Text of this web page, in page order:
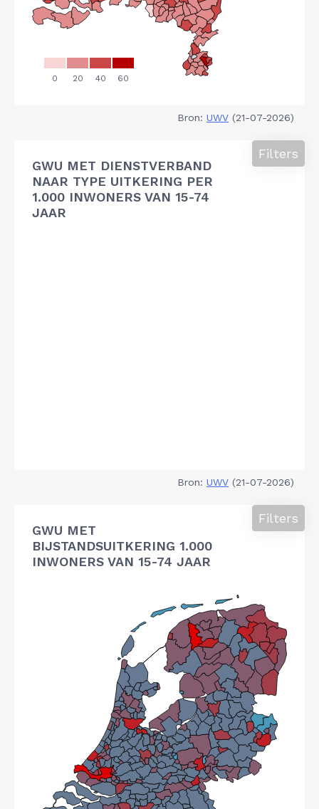
Bron: UWV (21-07-2026)
GWU MET DIENSTVERBAND
NAAR TYPE UITKERING PER
1.000 INWONERS VAN 15-74
JAAR
Filters
Bron: UWV (21-07-2026)
GWU MET
BIJSTANDSUITKERING 1.000
INWONERS VAN 15-74 JAAR
Filters